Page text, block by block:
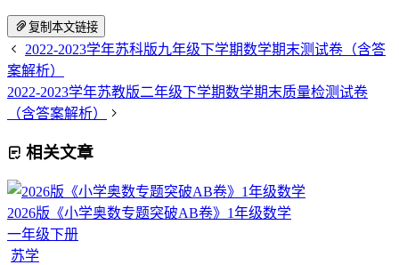
复制本文链接
2022-2023学年苏科版九年级下学期数学期末测试卷（含答
案解析）
2022-2023学年苏教版二年级下学期数学期末质量检测试卷
（含答案解析）
相关文章
2026版《小学奥数专题突破AB卷》1年级数学
一年级下册
苏学